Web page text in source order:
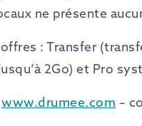
ne présente
: Transfer
2Go) et Pro
www.drumee.com –